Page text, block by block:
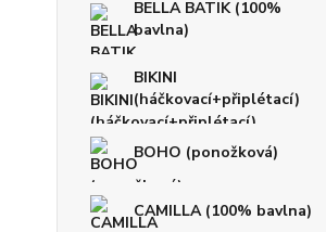
BELLA BATIK (100%
bavlna)
BIKINI
(háčkovací+připlétací)
BOHO (ponožková)
CAMILLA (100% bavlna)